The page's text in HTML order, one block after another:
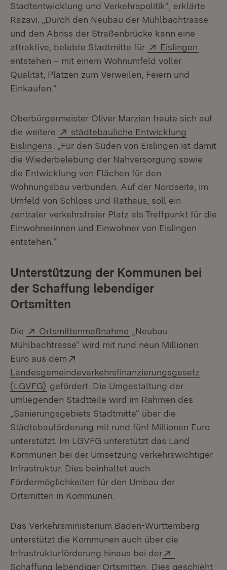
Stadtentwicklung und Verkehrspolitik“, erklärte
Razavi. „Durch den Neubau der Mühlbachtrasse
und den Abriss der Straßenbrücke kann eine
attraktive, belebte Stadtmitte für
Extern:
Eislingen
entstehen – mit einem Wohnumfeld voller
Qualität, Plätzen zum Verweilen, Feiern und
Einkaufen.“
Oberbürgermeister Oliver Marzian freute sich auf
die weitere
Extern:
städtebauliche Entwicklung
Eislingens(Öffnet in neuem Fenster)
: „Für den Süden von Eislingen ist damit
die Wiederbelebung der Nahversorgung sowie
die Entwicklung von Flächen für den
Wohnungsbau verbunden. Auf der Nordseite, im
Umfeld von Schloss und Rathaus, soll ein
zentraler verkehrsfreier Platz als Treffpunkt für die
Einwohnerinnen und Einwohner von Eislingen
entstehen.“
Unterstützung der Kommunen bei
der Schaffung lebendiger
Ortsmitten
Die Extern:
Ortsmittenmaßnahme (Öffnet in neuem
„Neubau
Mühlbachtrasse“ wird mit rund neun Millionen
Euro aus dem
Landesgemeindeverkehrsfinanzierungsgesetz
(LGVFG) (Öffnet in neuem Fenster)
gefördert. Die Umgestaltung der
umliegenden Stadtteile wird im Rahmen des
„Sanierungsgebiets Stadtmitte“ über die
Städtebauförderung mit rund fünf Millionen Euro
unterstützt. Im LGVFG unterstützt das Land
Kommunen bei der Umsetzung verkehrswichtiger
Infrastruktur. Dies beinhaltet auch
Fördermöglichkeiten für den Umbau der
Ortsmitten in Kommunen.
Das Verkehrsministerium Baden-Württemberg
unterstützt die Kommunen auch über die
Infrastrukturförderung hinaus bei der
Schaffung lebendiger Ortsmitten (Öffnet in neuem
. Dies geschieht